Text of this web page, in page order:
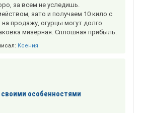
за всем не уследишь.
зато и получаем 10 кило с
продажу, огурцы могут долго
мизерная. Сплошная прибыль.
Ксения
особенностями